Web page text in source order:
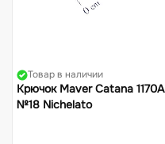
Товар в наличии
Крючок Maver Catana 1170A
№18 Nichelato